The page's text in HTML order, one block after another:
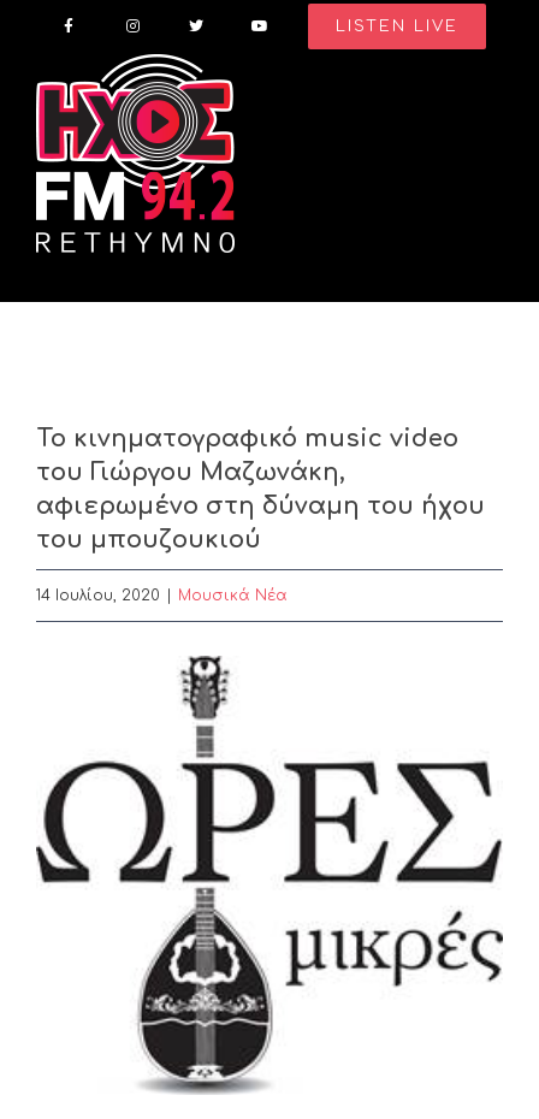
content
LISTEN LIVE
Το κινηματογραφικό music video
του Γιώργου Μαζωνάκη,
αφιερωμένο στη δύναμη του ήχου
του μπουζουκιού
14 Ιουλίου, 2020 Μουσικά Νέα